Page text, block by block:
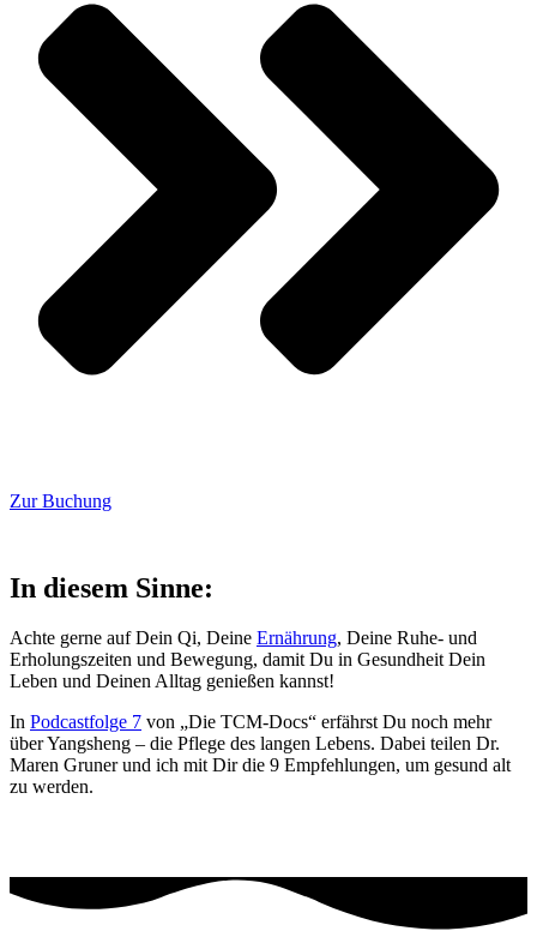
Zur Buchung
In diesem Sinne:
Achte gerne auf Dein Qi, Deine Ernährung, Deine Ruhe- und
Erholungszeiten und Bewegung, damit Du in Gesundheit Dein
Leben und Deinen Alltag genießen kannst!
In Podcastfolge 7 von „Die TCM-Docs“ erfährst Du noch mehr
über Yangsheng – die Pflege des langen Lebens. Dabei teilen Dr.
Maren Gruner und ich mit Dir die 9 Empfehlungen, um gesund alt
zu werden.